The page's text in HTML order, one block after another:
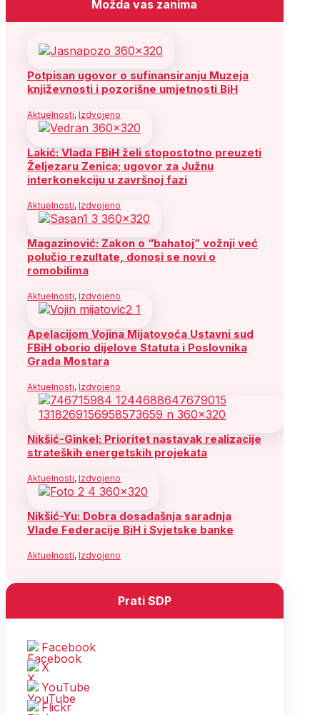
Možda vas zanima
Potpisan ugovor o sufinansiranju Muzeja
književnosti i pozorišne umjetnosti BiH
Aktuelnosti, Izdvojeno
Lakić: Vlada FBiH želi stopostotno preuzeti
Željezaru Zenica; ugovor za Južnu
interkonekciju u završnoj fazi
Aktuelnosti, Izdvojeno
Magazinović: Zakon o “bahatoj” vožnji već
polučio rezultate, donosi se novi o
romobilima
Aktuelnosti, Izdvojeno
Apelacijom Vojina Mijatovoća Ustavni sud
FBiH oborio dijelove Statuta i Poslovnika
Grada Mostara
Aktuelnosti, Izdvojeno
Nikšić-Ginkel: Prioritet nastavak realizacije
strateških energetskih projekata
Aktuelnosti, Izdvojeno
Nikšić-Yu: Dobra dosadašnja saradnja
Vlade Federacije BiH i Svjetske banke
Aktuelnosti, Izdvojeno
Prati SDP
Facebook
X
YouTube
Flickr